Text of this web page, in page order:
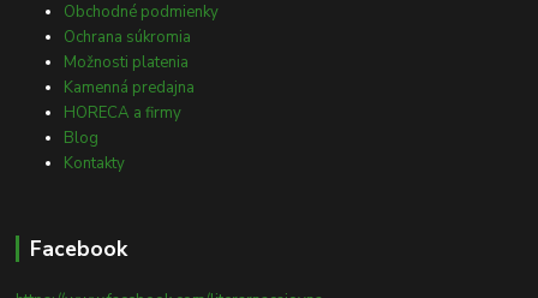
Obchodné podmienky
Ochrana súkromia
Možnosti platenia
Kamenná predajna
HORECA a firmy
Blog
Kontakty
Facebook